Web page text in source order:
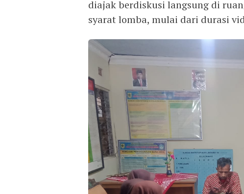
diajak berdiskusi langsung di
syarat lomba, mulai dari durasi